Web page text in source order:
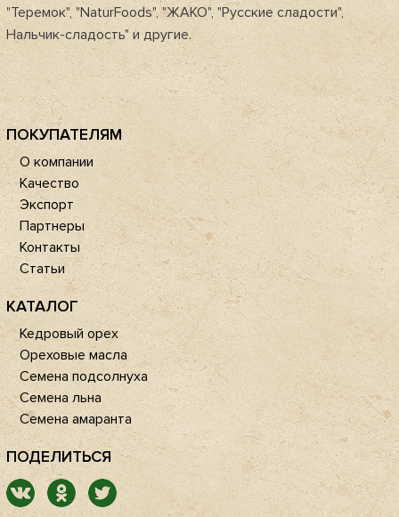
"Теремок", "NaturFoods", "ЖАКО", "Русские сладости",
Нальчик-сладость" и другие.
ПОКУПАТЕЛЯМ
О компании
Качество
Экспорт
Партнеры
Контакты
Статьи
КАТАЛОГ
Кедровый орех
Ореховые масла
Семена подсолнуха
Семена льна
Семена амаранта
ПОДЕЛИТЬСЯ